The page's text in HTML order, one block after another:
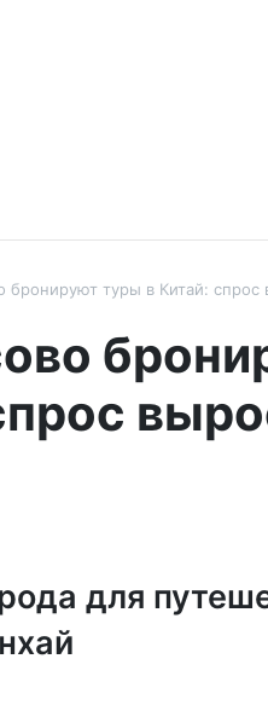
бронируют туры в Китай: спрос
для